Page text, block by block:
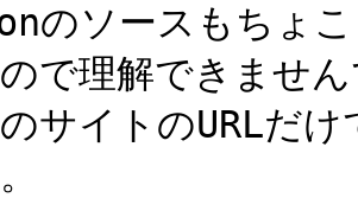
のソースもちょ
で理解できませ
サイトのURLだ